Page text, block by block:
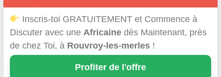
Inscris-toi GRATUITEMENT et Commence à
Discuter avec une Africainedès Maintenant, près
de chez Toi, à Rouvroy-les-merles!
Profiter de l'offre